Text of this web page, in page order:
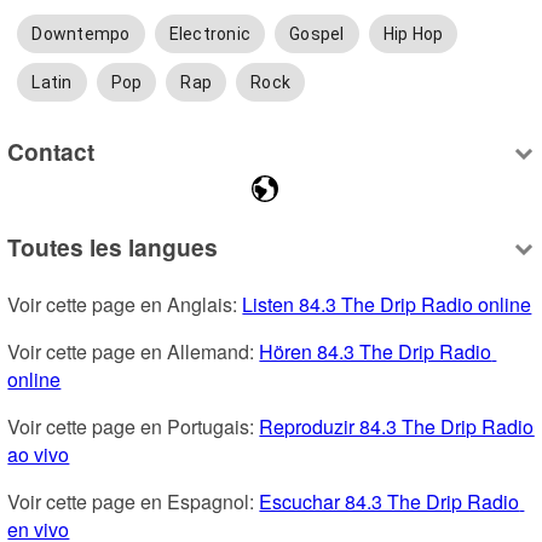
Downtempo Electronic Gospel Hip Hop
Latin Pop Rap Rock
Contact
Toutes les langues
Voir cette page en Anglais: Listen 84.3 The Drip Radio online
Voir cette page en Allemand: Hören 84.3 The Drip Radio
online
Voir cette page en Portugais: Reproduzir 84.3 The Drip Radio
ao vivo
Voir cette page en Espagnol: Escuchar 84.3 The Drip Radio
en vivo